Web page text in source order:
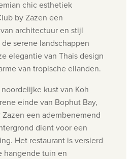
chic esthetiek
by Zazen een
architectuur en stijl
serene landschappen
elegantie van Thais design
van tropische eilanden.
kust van Koh
einde van Bophut Bay,
een adembenemend
dient voor een
Het restaurant is versierd
hangende tuin en